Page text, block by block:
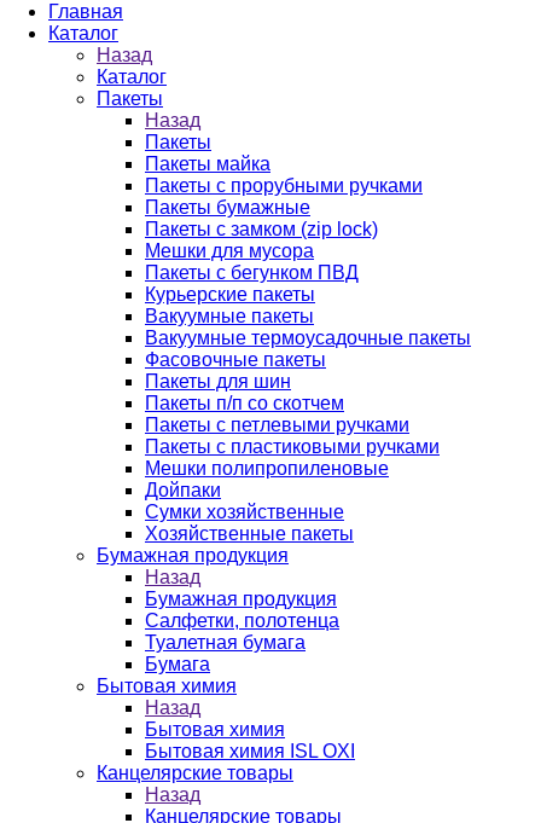
Главная
Каталог
Назад
Каталог
Пакеты
Назад
Пакеты
Пакеты майка
Пакеты с прорубными ручками
Пакеты бумажные
Пакеты с замком (zip lock)
Мешки для мусора
Пакеты с бегунком ПВД
Курьерские пакеты
Вакуумные пакеты
Вакуумные термоусадочные пакеты
Фасовочные пакеты
Пакеты для шин
Пакеты п/п со скотчем
Пакеты с петлевыми ручками
Пакеты с пластиковыми ручками
Мешки полипропиленовые
Дойпаки
Сумки хозяйственные
Хозяйственные пакеты
Бумажная продукция
Назад
Бумажная продукция
Салфетки, полотенца
Туалетная бумага
Бумага
Бытовая химия
Назад
Бытовая химия
Бытовая химия ISL OXI
Канцелярские товары
Назад
Канцелярские товары